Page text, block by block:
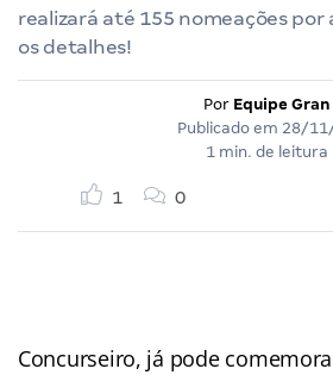
realizará até 155 nomeações por
os detalhes!
Por Equipe Gran
Publicado em 28/
1 min. de leitura
1 0
Concurseiro, já pode